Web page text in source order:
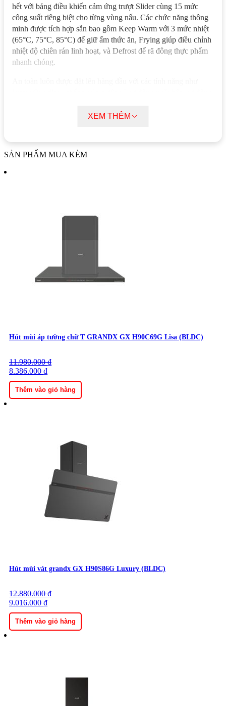
hết với bảng điều khiển cảm ứng trượt Slider cùng 15 mức
công suất riêng biệt cho từng vùng nấu. Các chức năng thông
minh được tích hợp sẵn bao gồm Keep Warm với 3 mức nhiệt
(65°C, 75°C, 85°C) để giữ ấm thức ăn, Frying giúp điều chỉnh
nhiệt độ chiên rán linh hoạt, và Defrost để rã đông thực phẩm
nhanh chóng.
tạm dừng, bảo vệ quá nhiệt nhờ cảm biến nhiệt độ ở mỗi vùng
công suất tối đa 5600W giữa 3 vùng nấu.
XEM THÊM
SẢN PHẨM MUA KÈM
Hút mùi áp tường chữ T GRANDX GX H90C69G Lisa (BLDC)
11.980.000₫
Giá
gốc
là:
11.980.000 ₫.
8.386.000 ₫
Giá
hiện
tại
là:
8.386.000 ₫.
Thêm vào giỏ hàng
Hút mùi vát grandx GX H90S86G Luxury (BLDC)
12.880.000₫
Giá
gốc
là:
12.880.000 ₫.
9.016.000 ₫
Giá
hiện
tại
là:
9.016.000 ₫.
Thêm vào giỏ hàng